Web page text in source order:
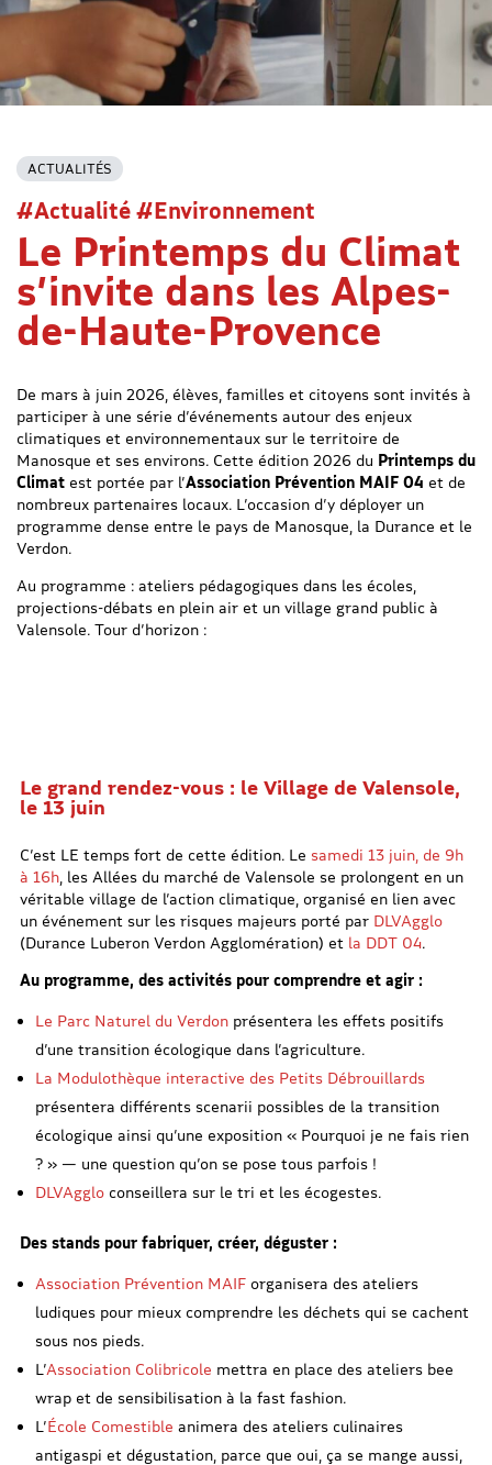
ACTUALITÉS
#Actualité #Environnement
Le Printemps du Climat
s’invite dans les Alpes-
de-Haute-Provence
De mars à juin 2026, élèves, familles et citoyens sont invités à
participer à une série d’événements autour des enjeux
climatiques et environnementaux sur le territoire de
Manosque et ses environs. Cette édition 2026 du Printemps du
Climat est portée par l’Association Prévention MAIF 04 et de
nombreux partenaires locaux. L’occasion d’y déployer un
programme dense entre le pays de Manosque, la Durance et le
Verdon.
Au programme : ateliers pédagogiques dans les écoles,
projections-débats en plein air et un village grand public à
Valensole. Tour d’horizon :
Le grand rendez-vous : le Village de Valensole,
le 13 juin
C’est LE temps fort de cette édition. Le samedi 13 juin, de 9h
à 16h, les Allées du marché de Valensole se prolongent en un
véritable village de l’action climatique, organisé en lien avec
un événement sur les risques majeurs porté par DLVAgglo
(Durance Luberon Verdon Agglomération) et la DDT 04.
Au programme, des activités pour comprendre et agir :
Le Parc Naturel du Verdonprésentera les effets positifs
d’une transition écologique dans l’agriculture.
La Modulothèque interactive des Petits Débrouillards
présentera différents scenarii possibles de la transition
écologique ainsi qu’une exposition « Pourquoi je ne fais rien
? » — une question qu’on se pose tous parfois !
DLVAgglo conseillera sur le tri et les écogestes.
Des stands pour fabriquer, créer, déguster :
Association Prévention MAIForganisera des ateliers
ludiques pour mieux comprendre les déchets qui se cachent
sous nos pieds.
L’Association Colibricole mettra en place des ateliers bee
wrap et de sensibilisation à la fast fashion.
L’École Comestible animera des ateliers culinaires
antigaspi et dégustation, parce que oui, ça se mange aussi,